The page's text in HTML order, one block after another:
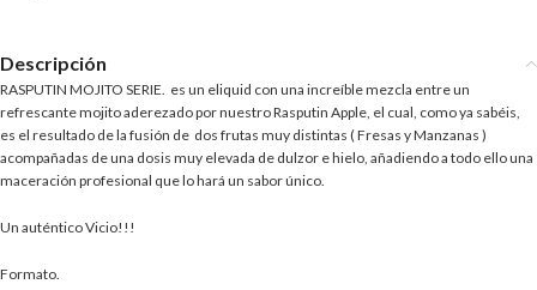
Descripción
RASPUTIN MOJITO SERIE. es un eliquid con una increíble mezcla entre un
refrescante mojito aderezado por nuestro Rasputin Apple, el cual, como ya sabéis,
es el resultado de la fusión de dos frutas muy distintas ( Fresas y Manzanas )
acompañadas de una dosis muy elevada de dulzor e hielo, añadiendo a todo ello una
maceración profesional que lo hará un sabor único.
Un auténtico Vicio!!!
Formato.